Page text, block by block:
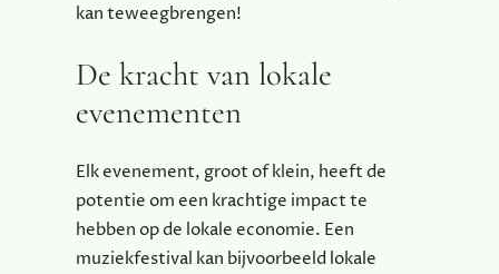
kan teweegbrengen!
De kracht van lokale
evenementen
Elk evenement, groot of klein, heeft de
potentie om een krachtige impact te
hebben op de lokale economie. Een
muziekfestival kan bijvoorbeeld lokale